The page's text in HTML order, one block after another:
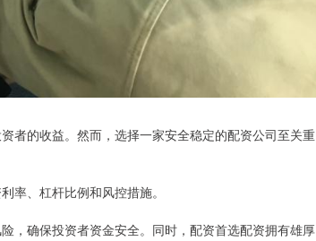
者的收益。然而，选择一家安全稳定的配资公司至关重
率、杠杆比例和风控措施。
，确保投资者资金安全。同时，配资首选配资拥有雄厚